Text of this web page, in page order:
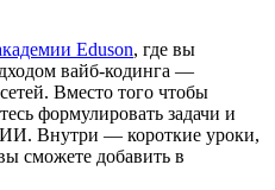
Eduson, где вы
вайб-кодинга —
Вместо того чтобы
формулировать задачи и
ИИ. Внутри — короткие уроки,
сможете добавить в